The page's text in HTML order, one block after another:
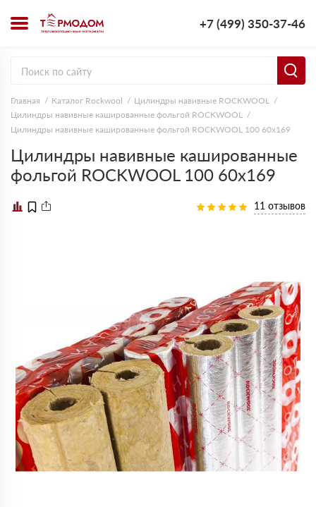
+7 (499) 350-37-46
Главная Каталог Rockwool
Цилиндры навивные ROCKWOOL
Цилиндры навивные кашированные фольгой ROCKWOOL
Цилиндры навивные кашированные фольгой ROCKWOOL 100 60х169
Цилиндры навивные кашированные
фольгой ROCKWOOL 100 60х169
11 отзывов